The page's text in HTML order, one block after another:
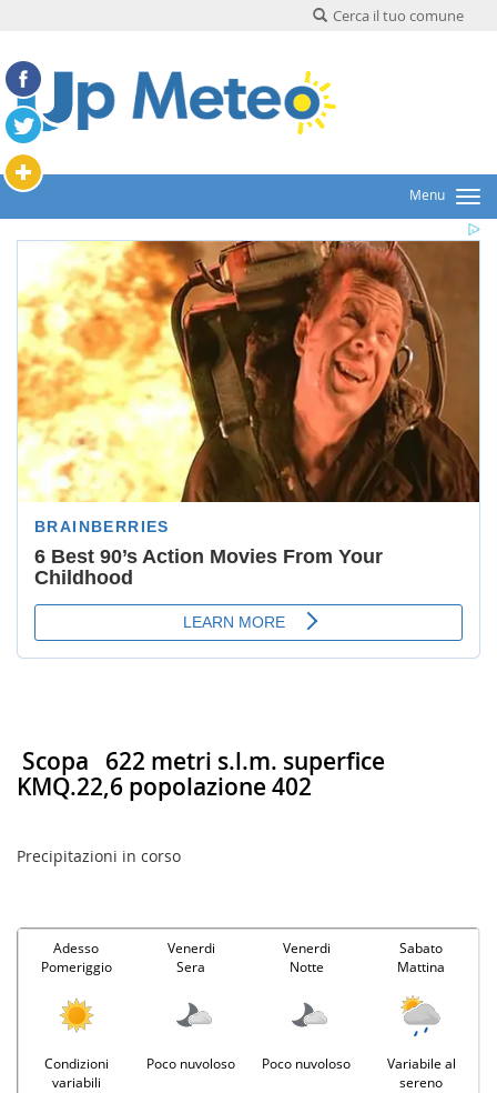
Cerca il tuo comune
Menu
Scopa 622 metri s.l.m. superfice
KMQ.22,6 popolazione 402
Precipitazioni in corso
Adesso
Pomeriggio
Venerdi
Sera
Venerdi
Notte
Sabato
Mattina
Condizioni
variabili
Poco nuvoloso Poco nuvoloso
Variabile al
sereno